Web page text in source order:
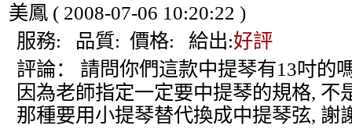
美鳳 ( 2008-07-06 10:20:22 )
服務: 品質: 價格: 給出:好評
評論：
請問你們這款中提琴有13吋的
因為老師指定一定要中提琴的規格, 不
那種要用小提琴替代換成中提琴弦, 謝